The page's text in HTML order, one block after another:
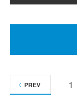
1
PREV